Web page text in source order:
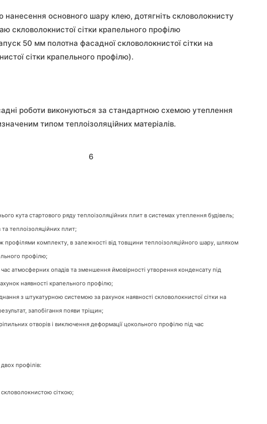
нанесення основного шару клею, дотягніть скловолокнисту
скловолокнистої сітки крапельного профілю
50 мм полотна фасадної скловолокнистої сітки на
сітки крапельного профілю).
роботи виконуються за стандартною схемою утеплення
типом теплоізоляційних матеріалів.
6
кута стартового ряду теплоізоляційних плит в системах утеплення будівель;
теплоізоляційних плит;
профілями комплекту, в залежності від товщини теплоізоляційного шару, шляхом
профілю;
час атмосферних опадів та зменшення ймовірності утворення конденсату під
наявності крапельного профілю;
з штукатурною системою за рахунок наявності скловолокнистої сітки на
запобігання появи тріщин;
отворів і виключення деформації цокольного профілю під час
профілів:
сіткою;